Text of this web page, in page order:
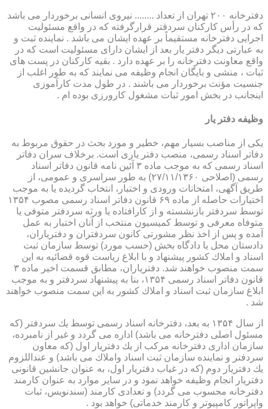
دفترخانه ۲۰۰ تهران از تعداد ........ نیروی انسانی برخوردار می باشد
که در رأس کارکنان سردفتر قرارگرفته که در واقع مسئولیت
اجرایی دفترخانه مستقیماً بر عهده ایشان می باشد . نماینده ثبت و
به عبارتی دیگر دفتر یار بعد از ایشان دارای مسئولیت است که در
واقع معاونت دفترخانه را بر عهده دارد . بقیه کارکنان در پست های
ثبات ، منشی و بایگان انجام وظیفه می نمایند که به طور اغلب از
جنسیت مؤنث برخوردار می باشند . در طول مدت کارآموزی
اینجانب در بخش امور ثبات مشغول کارورزی بوده ام .
وظیفه دفتر یار
یكی از مناصب بسیار مهم، خطیر و مورد بحث در حقوق مربوط به
دفاتر اسناد رسمی، منصب دفتر یاری است. برخلاف سران دفاتر
اسناد رسمی كه به موجب ماده ۳ آئین نامه قانون دفاتر اسناد
رسمی (اصلاحی ۲۷/۱۱/۱۳۶۰) به طور سراسری و عمومی، از
طریق آگهی، امتحانات ورودی و اختبار، انتخاب گردیده یا به موجب
اختیارات حاصله از ماده ۶۹ قانون دفاتر اسناد رسمی مصوب ۱۳۵۴
توسط سردفتر بازنشسته و از كارافتاده یا ورثه سردفتر متوفی یا
متوفاه معرفی و توسط كمیسیون منتخب از آنان اختبار به عمل
آمده و پس از اخذ نظر مشورتی كانون سردفتران و دفتریاران،
دادستان محل یا دادگاه بخش (حسب مورد) توسط سازمان ثبت
اسناد و املاك كشور پیشنهاد و با ابلاغ ریاست قوه قضائیه به این
سمت منصوب خواهند شد. دفتریاران، مطابق قسمت اخیر ماده ۳
قانون دفاتر اسناد رسمی ۱۳۵۴، بنا به پیشنهاد سردفتر و به موجب
ابلاغ سازمان ثبت اسناد و املاك كشور به این سمت منصوب خواهند
شد .
از سال ۱۳۵۴ به بعد، دفترخانه اسناد رسمی توسط یك سردفتر (كه
مسئول اصلی دفترخانه می باشد) اداره می گردد و غیر از نامبرده،
سازمان اداری دفترخانه مركب از یك دفتریار اول (كه معاون
سردفتر و نماینده سازمان ثبت اسناد واملاك می باشد) و عنداللزوم
یك دفتریار دوم (كه در غیاب دفتریار اول، به عنوان جانشین قانونی
دفتریار انجام وظیفه خواهد نمود و در سایر موارد به عنوان كارمند
دفترخانه محسوب می گردد) و تعدادی كارمند (سندنویس، ثبات
واپراتور كامپیوتر و كارمند خدماتی) خواهد بود .